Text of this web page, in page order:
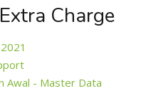
Charge
Awal - Master Data